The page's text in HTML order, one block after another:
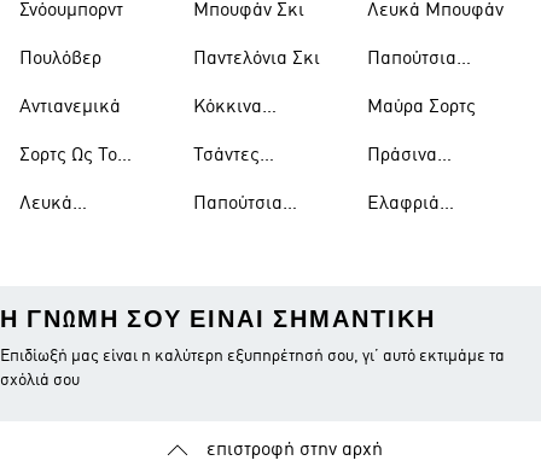
Σνόουμπορντ
Πουλόβερ
Αντιανεμικά
Σορτς Ως Το
Λευκά
Μπουφάν Σκι
Παντελόνια Σκι
Κόκκινα
Τσάντες
Παπούτσια
Λευκά Μπουφάν
Παπούτσια
Μαύρα Σορτς
Πράσινα
Ελαφριά
Η ΓΝΏΜΗ ΣΟΥ ΕΊΝΑΙ ΣΗΜΑΝΤΙΚΉ
Επιδίωξή μας είναι η καλύτερη εξυπηρέτησή σου, γι’ αυτό εκτιμάμε τα
σχόλιά σου
επιστροφή στην αρχή